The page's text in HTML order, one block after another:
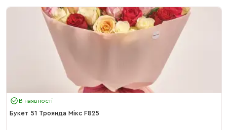
В наявності
Букет 51 Троянда Мікс F825